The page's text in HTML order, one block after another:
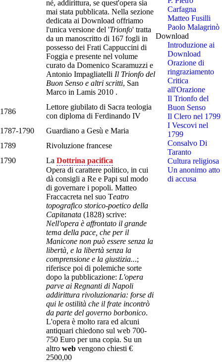
né, addirittura, se quest'opera sia
mai stata pubblicata. Nella sezione
dedicata ai Download offriamo
l'unica versione del 'Trionfo' tratta
da un manoscritto di 167 fogli in
possesso dei Frati Cappuccini di
Foggia e presente nel volume
curato da Domenico Scaramuzzi e
Antonio Impagliatelli Il Trionfo del
Buon Senso e altri scritti, San
Marco in Lamis 2010 .
1786
Lettore giubilato di Sacra teologia
con diploma di Ferdinando IV
1787-1790
Guardiano a Gesù e Maria
1789
Rivoluzione francese
1790
La Dottrina pacifica
Opera di carattere politico, in cui
dà consigli a Re e Papi sul modo
di governare i popoli. Matteo
Fraccacreta nel suo Teatro
topografico storico-poetico della
Capitanata (1828) scrive:
Nell'opera è affrontato il grande
tema della pace, che per il
Manicone non può essere senza la
libertà, e la libertà senza la
comprensione e la giustizia...;
riferisce poi di polemiche sorte
dopo la pubblicazione: L'opera
parve ai Regnanti di Napoli
addirittura rivoluzionaria: forse di
qui le ostilità che il frate incontrò
da parte del governo borbonico.
L'opera è molto rara ed alcuni
antiquari chiedono sul web 700-
750 Euro per una copia. Su un
altro web vengono chiesti €
2500,00
Carfagna
Matteo Fusilli
Paolo Malagrinò
Download
Introduzione ai
Download
Orazione di
ringraziamento
Critica
all'Orazione
Il Trionfo del
Buon Senso
Il Clero nel 1799
I Vescovi nel
1799
Consalvo Di
Taranto
Cultura religiosa
Un anonimo atto
di accusa